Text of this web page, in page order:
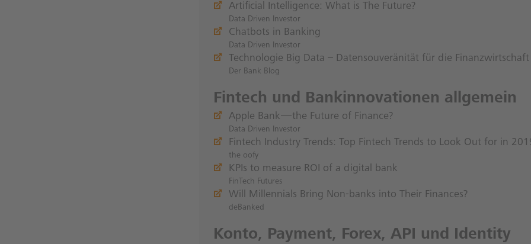
Artificial Intelligence: What is The Future?
Data Driven Investor
Chatbots in Banking
Data Driven Investor
Technologie Big Data – Datensouveränität für die Finanzwirtschaft
Der Bank Blog
Fintech und Bankinnovationen allgemein
Apple Bank — the Future of Finance?
Data Driven Investor
Fintech Industry Trends: Top Fintech Trends to Look Out for in
the oofy
KPIs to measure ROI of a digital bank
FinTech Futures
Will Millennials Bring Non-banks into Their Finances?
deBanked
Konto, Payment, Forex, API und Identity